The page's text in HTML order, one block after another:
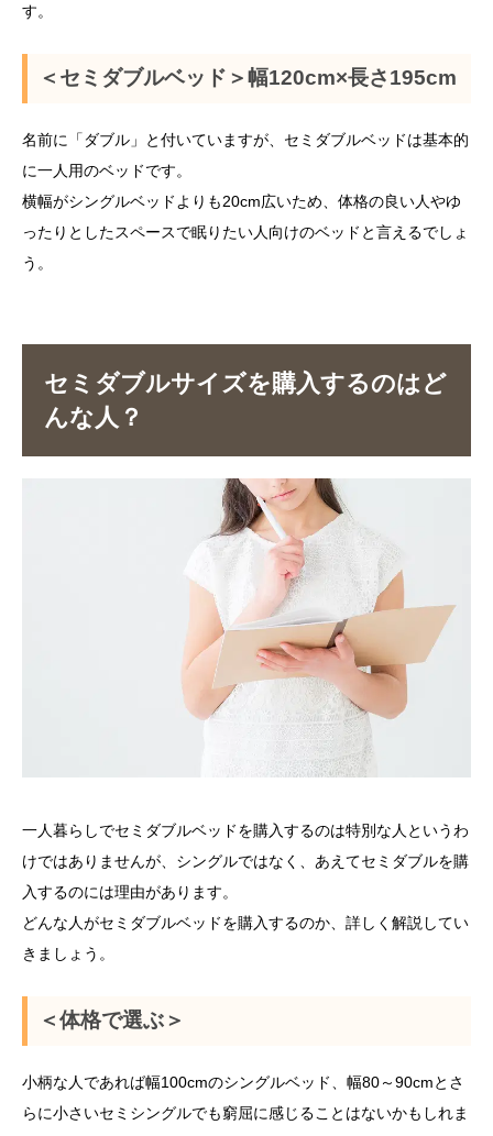
す。
＜セミダブルベッド＞幅120cm×長さ195cm
名前に「ダブル」と付いていますが、セミダブルベッドは基本的
に一人用のベッドです。
横幅がシングルベッドよりも20cm広いため、体格の良い人やゆ
ったりとしたスペースで眠りたい人向けのベッドと言えるでしょ
う。
セミダブルサイズを購入するのはど
んな人？
一人暮らしでセミダブルベッドを購入するのは特別な人というわ
けではありませんが、シングルではなく、あえてセミダブルを購
入するのには理由があります。
どんな人がセミダブルベッドを購入するのか、詳しく解説してい
きましょう。
＜体格で選ぶ＞
小柄な人であれば幅100cmのシングルベッド、幅80～90cmとさ
らに小さいセミシングルでも窮屈に感じることはないかもしれま